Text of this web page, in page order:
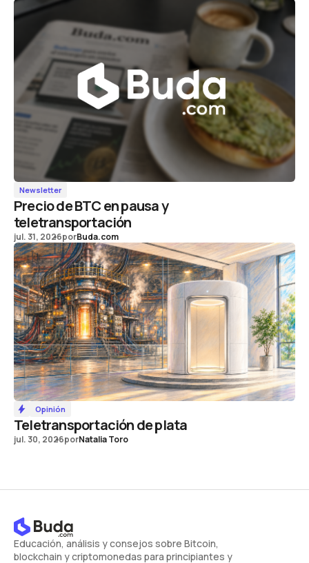
Newsletter
Precio de BTC en pausa y
teletransportación
jul. 31, 2026porBuda.com
Opinión
Teletransportación de plata
jul. 30, 2026porNatalia Toro
Educación, análisis y consejos sobre Bitcoin,
blockchain y criptomonedas para principiantes y